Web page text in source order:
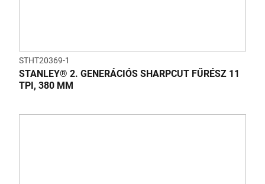
STHT20369-1
STANLEY® 2. GENERÁCIÓS SHARPCUT FŰRÉSZ 11
TPI, 380 MM